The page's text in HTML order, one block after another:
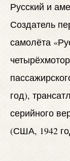
Русский и
Создатель
самолёта
год),
серийного
(США, 1942